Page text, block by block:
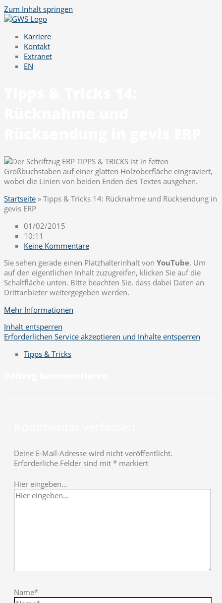
Zum Inhalt springen
Karriere
Kontakt
Extranet
EN
Startseite » Tipps & Tricks 14: Rücknahme und Rücksendung in
gevis ERP
01/02/2015
10:11
Keine Kommentare
Sie sehen gerade einen Platzhalterinhalt von YouTube. Um
auf den eigentlichen Inhalt zuzugreifen, klicken Sie auf die
Schaltfläche unten. Bitte beachten Sie, dass dabei Daten an
Drittanbieter weitergegeben werden.
Mehr Informationen
Inhalt entsperren
Erforderlichen Service akzeptieren und Inhalte entsperren
Tipps & Tricks
Deine E-Mail-Adresse wird nicht veröffentlicht.
Erforderliche Felder sind mit * markiert
Hier eingeben…
Name*